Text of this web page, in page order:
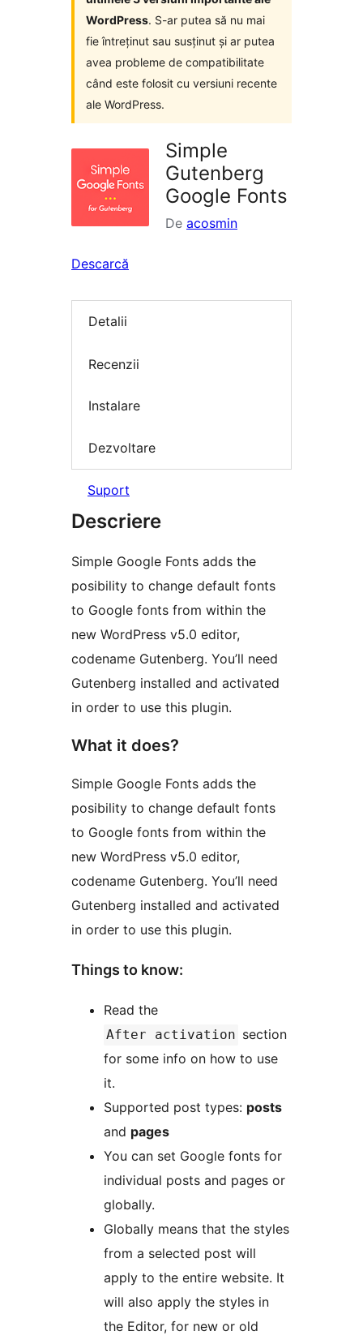
WordPress. S-ar putea să nu mai
fie întreținut sau susținut și ar putea
avea probleme de compatibilitate
când este folosit cu versiuni recente
ale WordPress.
Simple
Gutenberg
Google Fonts
De acosmin
Descarcă
Detalii
Recenzii
Instalare
Dezvoltare
Suport
Descriere
Simple Google Fonts adds the
posibility to change default fonts
to Google fonts from within the
new WordPress v5.0 editor,
codename Gutenberg. You’ll need
Gutenberg installed and activated
in order to use this plugin.
What it does?
Simple Google Fonts adds the
posibility to change default fonts
to Google fonts from within the
new WordPress v5.0 editor,
codename Gutenberg. You’ll need
Gutenberg installed and activated
in order to use this plugin.
Things to know:
Read the
After activation section
for some info on how to use
it.
Supported post types: posts
and pages
You can set Google fonts for
individual posts and pages or
globally.
Globally means that the styles
from a selected post will
apply to the entire website. It
will also apply the styles in
the Editor, for new or old